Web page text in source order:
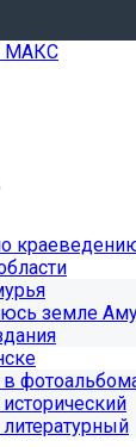
МАКС
земле